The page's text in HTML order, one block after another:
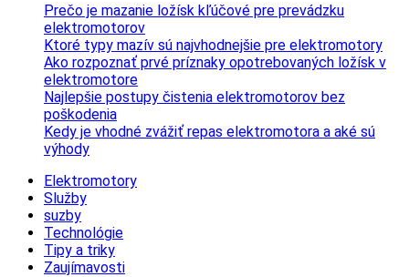
Prečo je mazanie ložísk kľúčové pre prevádzku
elektromotorov
Ktoré typy mazív sú najvhodnejšie pre elektromotory
Ako rozpoznať prvé príznaky opotrebovaných ložísk v
elektromotore
Najlepšie postupy čistenia elektromotorov bez
poškodenia
Kedy je vhodné zvážiť repas elektromotora a aké sú
výhody
Elektromotory
Služby
suzby
Technológie
Tipy a triky
Zaujímavosti